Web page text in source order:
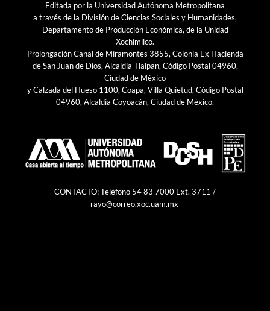
Editada por la Universidad Autónoma Metropolitana
a través de la División de Ciencias Sociales y Humanidades,
Departamento de Producción Económica, de la Unidad
Xochimilco.
Prolongación Canal de Miramontes 3855, Colonia Ex Hacienda
de San Juan de Dios, Alcaldía Tlalpan, Código Postal 04960,
Ciudad de México
y Calzada del Hueso 1100, Coapa, Villa Quietud, Código Postal
04960, Alcaldía Coyoacán, Ciudad de México.
CONTACTO: Teléfono 54 83 7000 Ext. 3711 /
rayo@correo.xoc.uam.mx